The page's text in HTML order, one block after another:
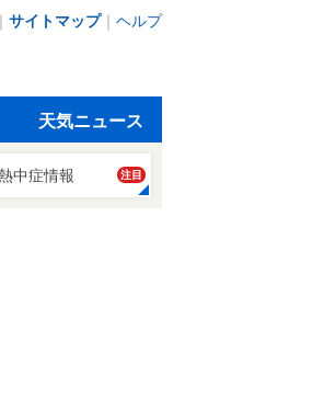
サイトマップ｜ ヘルプ
天気ニュース
中症情報 注目